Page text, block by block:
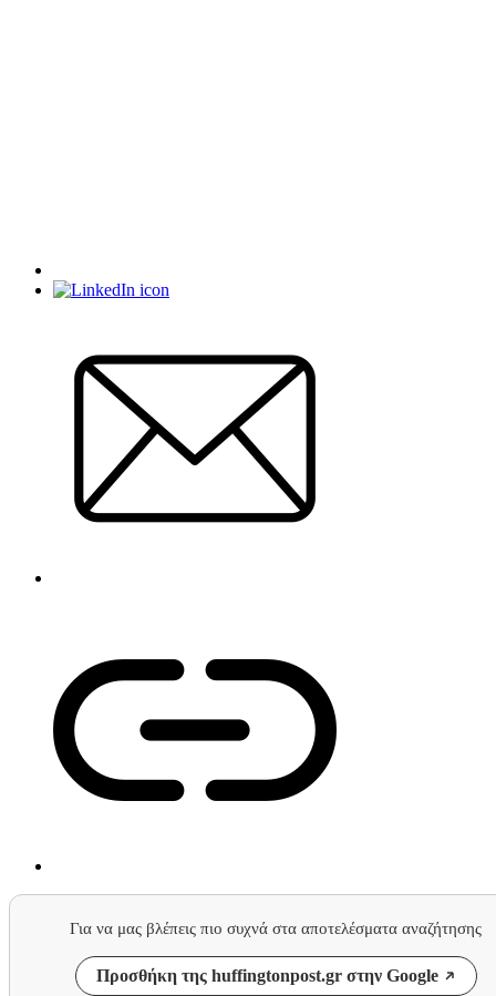
Για να μας βλέπεις πιο συχνά στα αποτελέσματα αναζήτησης
Προσθήκη της huffingtonpost.gr στην Google